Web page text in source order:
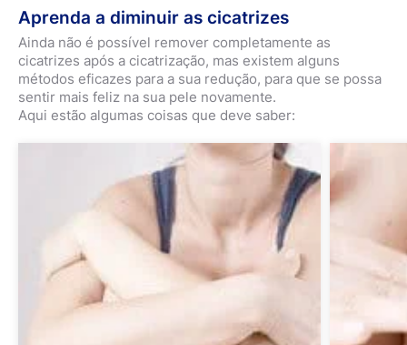
Aprenda a diminuir as cicatrizes
Ainda não é possível remover completamente as
cicatrizes após a cicatrização, mas existem alguns
métodos eficazes para a sua redução, para que se possa
sentir mais feliz na sua pele novamente.
Aqui estão algumas coisas que deve saber: